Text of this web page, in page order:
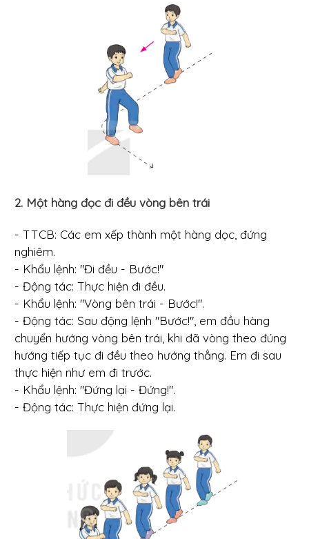
2. Một hàng đọc đi đều vòng bên trái
- TTCB: Các em xếp thành một hàng dọc, đứng
nghiêm.
- Khẩu lệnh: "Đi đều - Bước!"
- Động tác: Thực hiện đi đều.
- Khẩu lệnh: "Vòng bên trái - Bước!".
- Động tác: Sau động lệnh "Bước!", em đầu hàng
chuyển hướng vòng bên trái, khi đã vòng theo đúng
hướng tiếp tục đi đều theo hướng thẳng. Em đi sau
thực hiện như em đi trước.
- Khẩu lệnh: "Đứng lại - Đứng!".
- Động tác: Thực hiện đứng lại.